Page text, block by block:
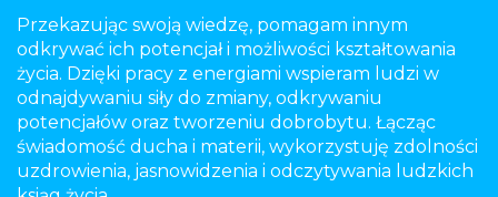
Przekazując swoją wiedzę, pomagam innym
odkrywać ich potencjał i możliwości kształtowania
życia. Dzięki pracy z energiami wspieram ludzi w
odnajdywaniu siły do zmiany, odkrywaniu
potencjałów oraz tworzeniu dobrobytu. Łącząc
świadomość ducha i materii, wykorzystuję zdolności
uzdrowienia, jasnowidzenia i odczytywania ludzkich